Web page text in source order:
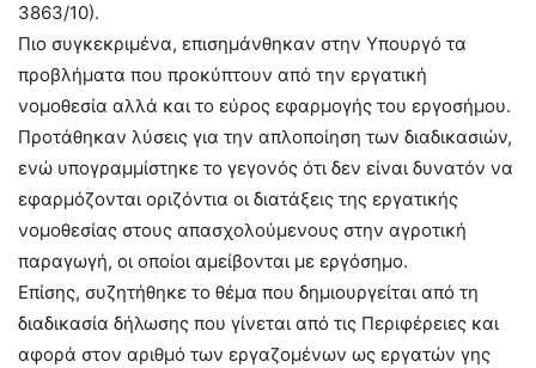
3863/10).
Πιο συγκεκριμένα, επισημάνθηκαν στην Υπουργό τα
προβλήματα που προκύπτουν από την εργατική
νομοθεσία αλλά και το εύρος εφαρμογής του εργοσήμου.
Προτάθηκαν λύσεις για την απλοποίηση των διαδικασιών,
ενώ υπογραμμίστηκε το γεγονός ότι δεν είναι δυνατόν να
εφαρμόζονται οριζόντια οι διατάξεις της εργατικής
νομοθεσίας στους απασχολούμενους στην αγροτική
παραγωγή, οι οποίοι αμείβονται με εργόσημο.
Επίσης, συζητήθηκε το θέμα που δημιουργείται από τη
διαδικασία δήλωσης που γίνεται από τις Περιφέρειες και
αφορά στον αριθμό των εργαζομένων ως εργατών γης